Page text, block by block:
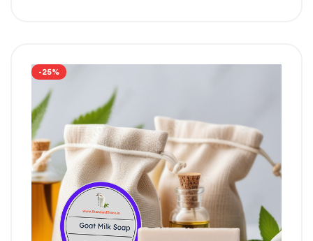
-25%